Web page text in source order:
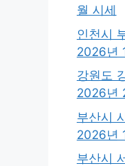
월 시세
인천시
2026년
강원도
2026년
부산시
2026년
부산시